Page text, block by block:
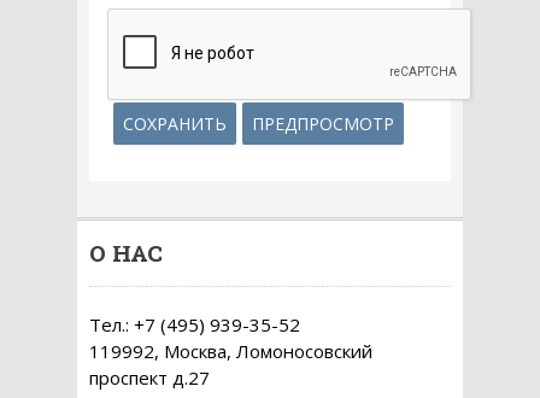
О НАС
Тел.: +7 (495) 939-35-52
119992, Москва, Ломоносовский
проспект д.27